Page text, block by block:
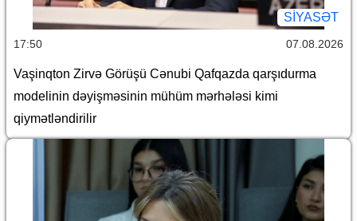
SİYASƏT
17:50 07.08.2026
Vaşinqton Zirvə Görüşü Cənubi Qafqazda qarşıdurma
modelinin dəyişməsinin mühüm mərhələsi kimi
qiymətləndirilir